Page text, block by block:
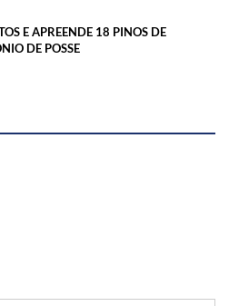
E APREENDE 18 PINOS DE
DE POSSE